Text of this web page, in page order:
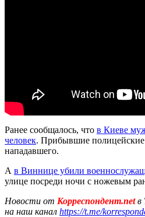
Ранее сообщалось, что в Киеве
человек. Прибывшие
нападавшего.
А в Виннице убили
улице посреди ночи с ножевым
Новости от Корреспондент.netв
на наш канал https://t.me/